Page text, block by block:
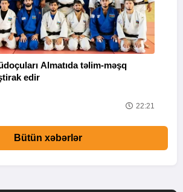
Almatıda təlim-məşq
edir
22:21
Bütün xəbərlər